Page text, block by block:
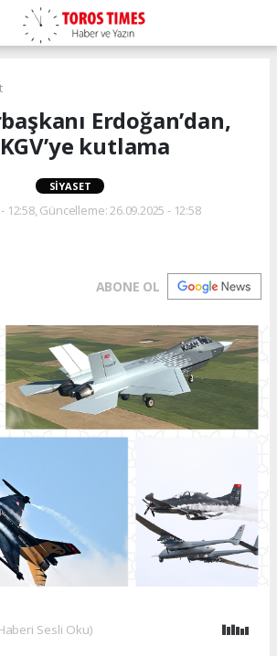
Erdoğan’dan,
kutlama
SIYASET
12:58, Güncelleme: 26.09.2025 - 12:58
ABONE OL
Sesli Oku)